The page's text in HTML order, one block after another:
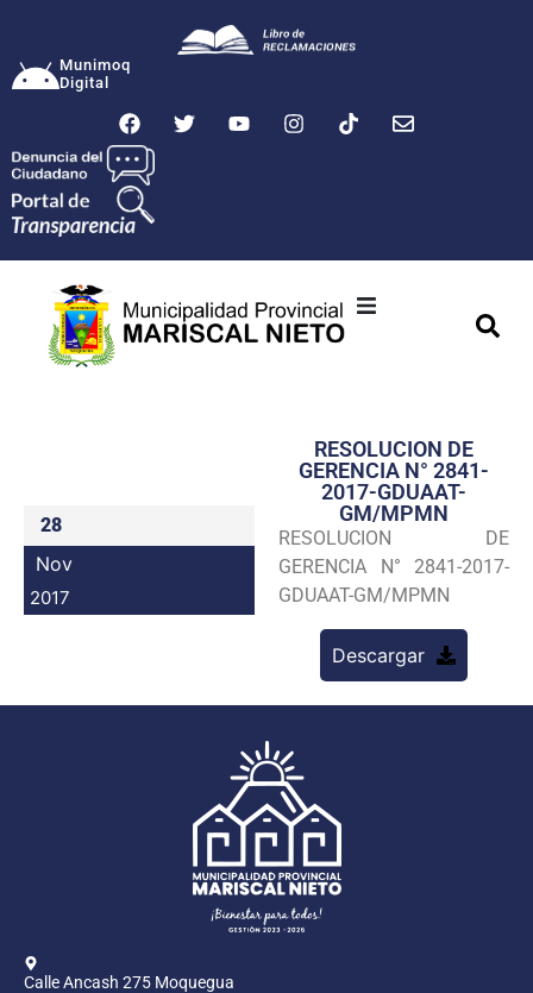
Munimoq
Digital
Transparencia
Seguridad
Programas
28
Nov
2017
RESOLUCION DE
GERENCIA N° 2841-
2017-GDUAAT-
GM/MPMN
RESOLUCION DE
GERENCIA N° 2841-2017-
GDUAAT-GM/MPMN
Descargar
Calle Ancash 275 Moquegua